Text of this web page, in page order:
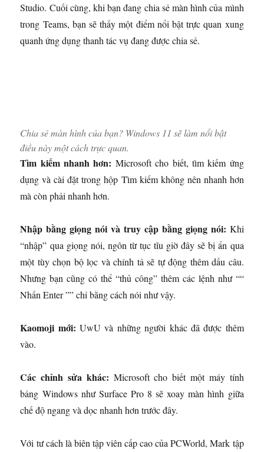
Studio. Cuối cùng, khi bạn đang chia sẻ màn hình của mình
trong Teams, bạn sẽ thấy một điểm nổi bật trực quan xung
quanh ứng dụng thanh tác vụ đang được chia sẻ.
Chia sẻ màn hình của bạn? Windows 11 sẽ làm nổi bật
điều này một cách trực quan.
Tìm kiếm nhanh hơn: Microsoft cho biết, tìm kiếm ứng
dụng và cài đặt trong hộp Tìm kiếm không nên nhanh hơn
mà còn phải nhanh hơn.
Nhập bằng giọng nói và truy cập bằng giọng nói: Khi
“nhập” qua giọng nói, ngôn từ tục tĩu giờ đây sẽ bị ẩn qua
một tùy chọn bộ lọc và chính tả sẽ tự động thêm dấu câu.
Nhưng bạn cũng có thể “thủ công” thêm các lệnh như ““
Nhấn Enter ”” chỉ bằng cách nói như vậy.
Kaomoji mới: UwU và những người khác đã được thêm
vào.
Các chỉnh sửa khác: Microsoft cho biết một máy tính
bảng Windows như Surface Pro 8 sẽ xoay màn hình giữa
chế độ ngang và dọc nhanh hơn trước đây.
Với tư cách là biên tập viên cấp cao của PCWorld, Mark tập